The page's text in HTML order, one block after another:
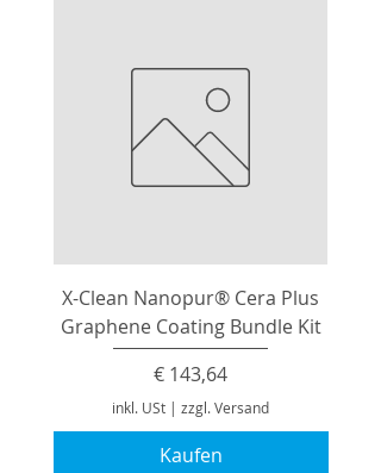
X-Clean Nanopur® Cera Plus
Graphene Coating Bundle Kit
Preis
€ 143,64
inkl. USt | zzgl. Versand
Kaufen